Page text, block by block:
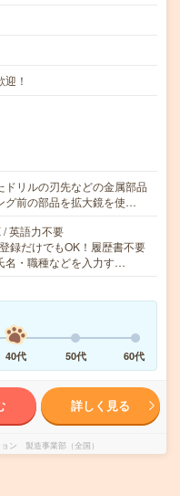
！
リルの刃先などの金属部品
グ前の部品を拡大鏡を使…
/ 英語力不要
録だけでもOK！履歴書不要
名・職種などを入力す…
40代 50代 60代
詳しく見る
ン 製造事業部（全国）